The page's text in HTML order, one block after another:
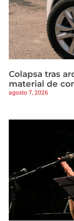
Colapsa tras
material de
agosto 7, 2026